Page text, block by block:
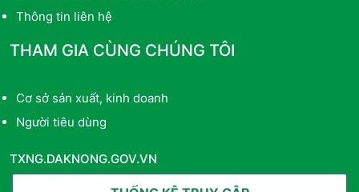
Thông tin liên hệ
THAM GIA CÙNG CHÚNG TÔI
Cơ sở sản xuất, kinh doanh
Người tiêu dùng
TXNG.DAKNONG.GOV.VN